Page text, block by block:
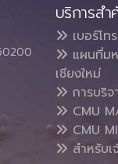
บริการส
เบอร์โ
แผนที่ม
เชียงใหม่
การบริ
CMU
CMU
สำหรับ